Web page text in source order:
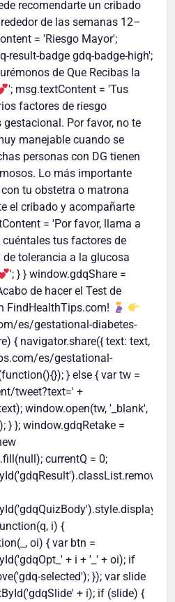
recomendarte un cribado
de las semanas 12–
= 'Riesgo Mayor';
result-badge gdq-badge-high';
de Que Recibas la
'; msg.textContent = 'Tus
factores de riesgo
Por favor, no te
manejable cuando se
personas con DG tienen
Lo más importante
tu obstetra o matrona
el cribado y acompañarte
= 'Por favor, llama a
tus factores de
tolerancia a la glucosa
'; } } window.gdqShare =
de hacer el Test de
FindHealthTips.com!
es/gestational-diabetes-
{ navigator.share({ text: text,
es/gestational-
} else { var tw =
tweet?text=' +
window.open(tw, '_blank',
} }; window.gdqRetake =
currentQ = 0;
i) {
oi) { var btn =
+ i + '_' + oi); if
selected'); }); var slide
+ i); if (slide) {